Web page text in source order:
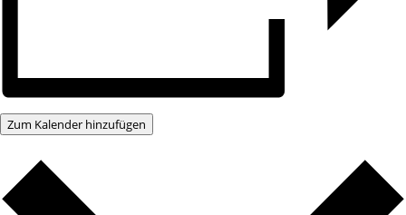
Zum Kalender hinzufügen